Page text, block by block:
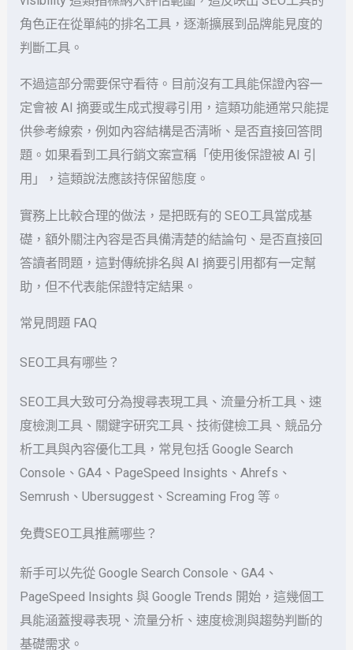
角色正在從單純的排名工具，逐漸擴展到品牌能見度的
判斷工具。
不過這部分需要保守看待。目前沒有工具能保證內容一
定會被 AI 摘要或生成式搜尋引用，這類功能通常只能提
供參考線索，例如內容結構是否清晰、是否直接回答問
題。如果看到工具行銷文案宣稱「使用後保證被 AI 引
用」，這類說法應該持保留態度。
實務上比較合理的做法，是把既有的 SEO工具當成基
礎，額外關注內容是否具備清楚的結論句、是否直接回
答讀者問題，這對傳統排名與 AI 摘要引用都有一定幫
助，但不代表能保證特定結果。
常見問題 FAQ
SEO工具有哪些？
SEO工具大致可分為搜尋表現工具、流量分析工具、速
度檢測工具、關鍵字研究工具、技術健檢工具、競品分
析工具與內容優化工具，常見包括 Google Search
Console、GA4、PageSpeed Insights、Ahrefs、
Semrush、Ubersuggest、Screaming Frog 等。
免費SEO工具推薦哪些？
新手可以先從 Google Search Console、GA4、
PageSpeed Insights 與 Google Trends 開始，這幾個工
具能涵蓋搜尋表現、流量分析、速度檢測與趨勢判斷的
基礎需求。